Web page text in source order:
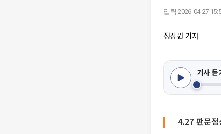
입력 2026-04-27
정상원 기자
기사 듣
4.27 판문